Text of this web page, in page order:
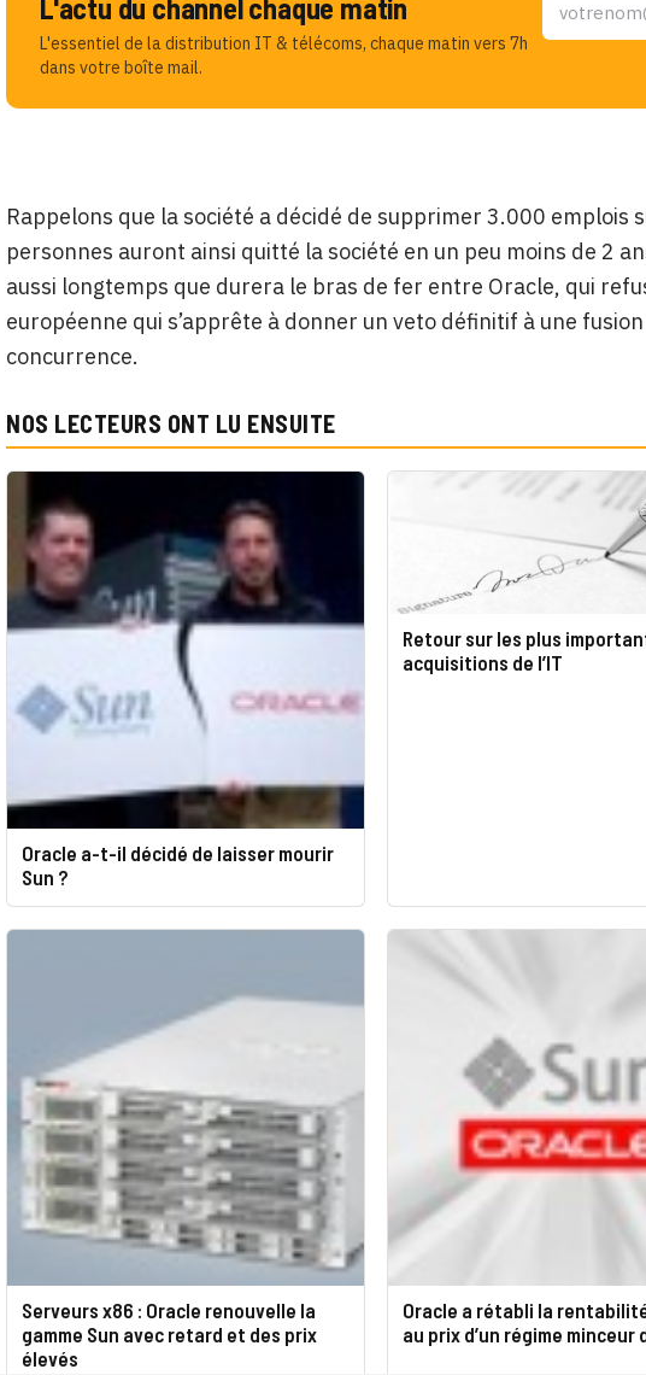
L'actu du channel chaque matin
L'essentiel de la distribution IT & télécoms, chaque matin vers 7h
dans votre boîte mail.
Rappelons que la société a décidé de supprimer 3.000 emplois
personnes auront ainsi quitté la société en un peu moins de 2
aussi longtemps que durera le bras de fer entre Oracle, qui
européenne qui s’apprête à donner un veto définitif à une
concurrence.
NOS LECTEURS ONT LU ENSUITE
Oracle a-t-il décidé de laisser mourir
Sun ?
Retour sur les plus
acquisitions de l’IT
Serveurs x86 : Oracle renouvelle la
gamme Sun avec retard et des prix
élevés
Oracle a rétabli la
au prix d’un régime minceur